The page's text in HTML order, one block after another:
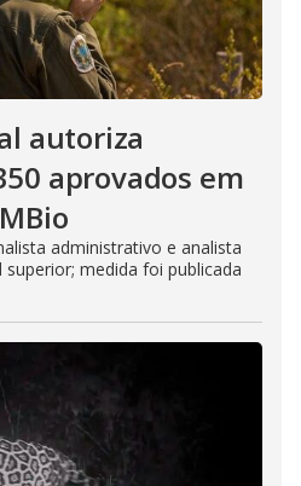
autoriza
aprovados em
administrativo e analista
medida foi publicada